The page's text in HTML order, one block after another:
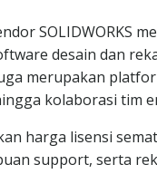
SOLIDWORKS
desain dan
merupakan
kolaborasi tim
harga lisensi
support, serta